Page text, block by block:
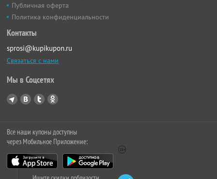
Публичная оферта
Политика конфиденциальности
Контакты
sprosi@kupikupon.ru
Связаться с нами
Мы в Соцсетях
Все наши купоны доступны
через Мобильное Приложение: